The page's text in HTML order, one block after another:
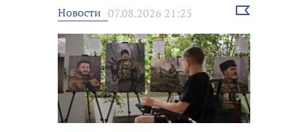
Новости 07.08.2026 21:25
Выбрать